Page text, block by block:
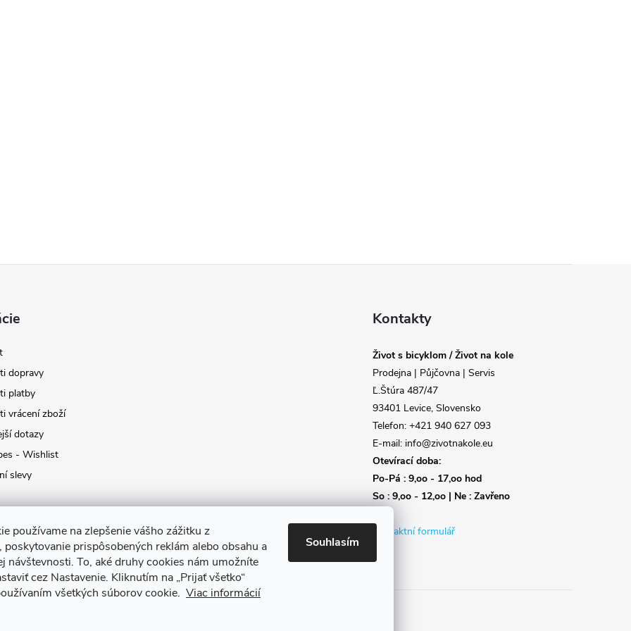
používame na zlepšenie vášho zážitku z
poskytovanie prispôsobených reklám alebo obsahu a
návštevnosti. To, aké druhy cookies nám umožníte
cez Nastavenie. Kliknutím na „Prijať všetko“
všetkých súborov cookie. Viac informácií
Souhlasím
dopravy
platby
vrácení zboží
dotazy
- Wishlist
slevy
Kontakty
Život s bicyklom / Život na kole
Prodejna | Půjčovna | Servis
Ľ.Štúra 487/47
93401 Levice, Slovensko
Telefon: +421 940 627 093
E-mail: info@zivotnakole.eu
Otevírací doba:
Po-Pá : 9,oo - 17,oo hod
So : 9,oo - 12,oo | Ne : Zavřeno
Kontaktní formulář